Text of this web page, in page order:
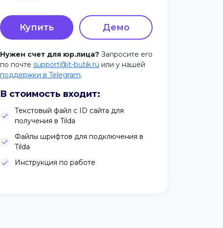
Купить Демо
Нужен счет для юр.лица? Запросите его
по почте support@it-butik.ru или у нашей
поддержки в Telegram.
В стоимость входит:
Текстовый файл с ID сайта для
получения в Tilda
Файлы шрифтов для подключения в
Tilda
Инструкция по работе